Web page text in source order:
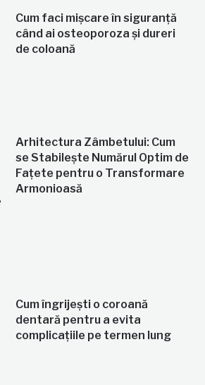
Cum faci mișcare în siguranță
când ai osteoporoza și dureri
de coloană
Arhitectura Zâmbetului: Cum
se Stabilește Numărul Optim de
Fațete pentru o Transformare
Armonioasă
Cum îngrijești o coroană
dentară pentru a evita
complicațiile pe termen lung